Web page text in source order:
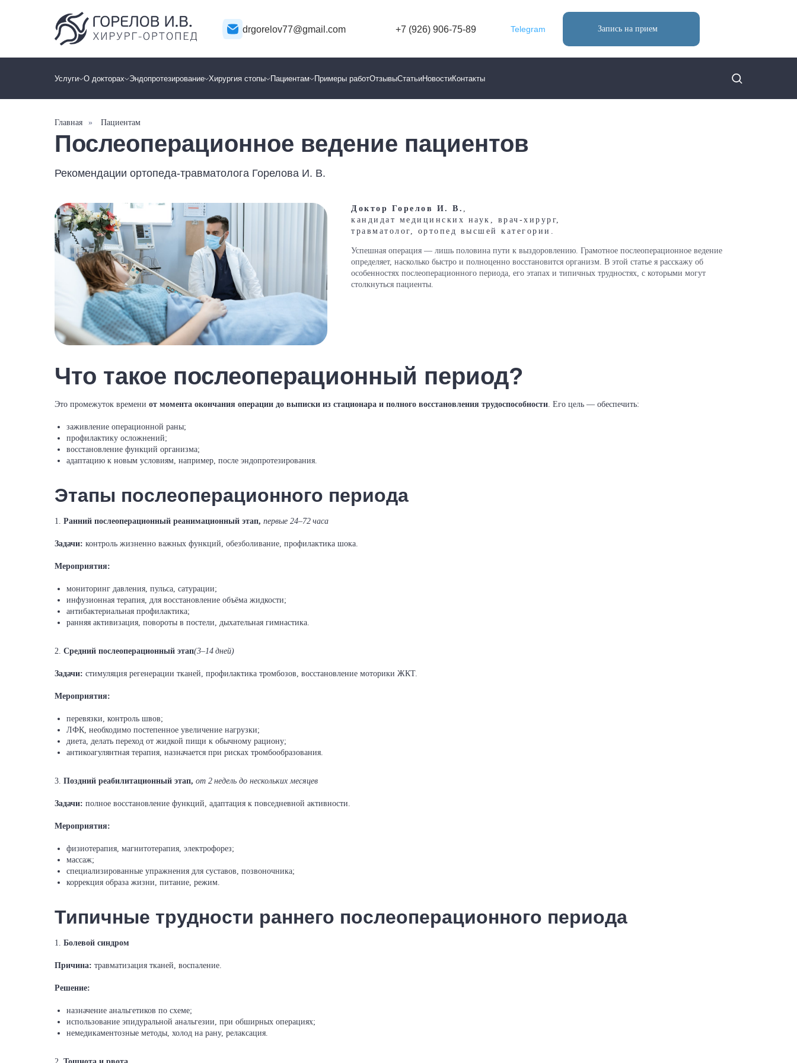
drgorelov77@gmail.com +7 (926) 906-75-89 Telegram Запись на прием
Услуги О докторах Эндопротезирование Хирургия стопы Пациентам Примеры работОтзывыСтатьиНовостиКонтакты
Главная » Пациентам
Послеоперационное ведение пациентов
Рекомендации ортопеда-травматолога Горелова И. В.
Доктор Горелов И. В. ,
кандидат медицинских наук, врач‑хирург,
травматолог, ортопед высшей категории.
Успешная операция — лишь половина пути к выздоровлению. Грамотное послеоперационное ведение
определяет, насколько быстро и полноценно восстановится организм. В этой статье я расскажу об
особенностях послеоперационного периода, его этапах и типичных трудностях, с которыми могут
столкнуться пациенты.
Что такое послеоперационный период?
Это промежуток времени от момента окончания операции до выписки из стационара и полного восстановления трудоспособности. Его цель — обеспечить:
заживление операционной раны;
профилактику осложнений;
восстановление функций организма;
адаптацию к новым условиям, например, после эндопротезирования.
Этапы послеоперационного периода
1. Ранний послеоперационный реанимационный этап, первые 24–72 часа
Задачи: контроль жизненно важных функций, обезболивание, профилактика шока.
Мероприятия:
мониторинг давления, пульса, сатурации;
инфузионная терапия, для восстановление объёма жидкости;
антибактериальная профилактика;
ранняя активизация, повороты в постели, дыхательная гимнастика.
2. Средний послеоперационный этап(3–14 дней)
Задачи: стимуляция регенерации тканей, профилактика тромбозов, восстановление моторики ЖКТ.
Мероприятия:
перевязки, контроль швов;
ЛФК, необходимо постепенное увеличение нагрузки;
диета, делать переход от жидкой пищи к обычному рациону;
антикоагулянтная терапия, назначается при рисках тромбообразования.
3. Поздний реабилитационный этап, от 2 недель до нескольких месяцев
Задачи: полное восстановление функций, адаптация к повседневной активности.
Мероприятия:
физиотерапия, магнитотерапия, электрофорез;
массаж;
специализированные упражнения для суставов, позвоночника;
коррекция образа жизни, питание, режим.
Типичные трудности раннего послеоперационного периода
1. Болевой синдром
Причина: травматизация тканей, воспаление.
Решение:
назначение анальгетиков по схеме;
использование эпидуральной анальгезии, при обширных операциях;
немедикаментозные методы, холод на рану, релаксация.